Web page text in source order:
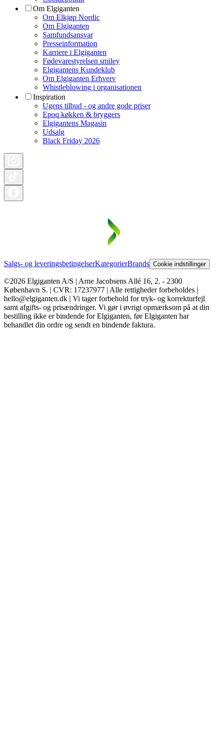
Om Elgiganten
Om Elkjøp Nordic
Om Elgiganten
Samfundsansvar
Presseinformation
Karriere i Elgiganten
Fødevarestyrelsen smiley
Elgigantens Kundeklub
Om Elgiganten Erhverv
Whistleblowing i organisationen
Inspiration
Ugens tilbud - og andre gode priser
Epoq køkken & bryggers
Elgigantens Magasin
Udsalg
Black Friday 2026
Salgs- og leveringsbetingelserKategorierBrands Cookie indstillinger
©2026 Elgiganten A/S | Arne Jacobsens Allé 16, 2. - 2300
København S. | CVR: 17237977 | Alle rettigheder forbeholdes |
hello@elgiganten.dk | Vi tager forbehold for tryk- og korrekturfejl
samt afgifts- og prisændringer. Vi gør i øvrigt opmærksom på at din
bestilling ikke er bindende for Elgiganten, før Elgiganten har
behandlet din ordre og sendt en bindende faktura.